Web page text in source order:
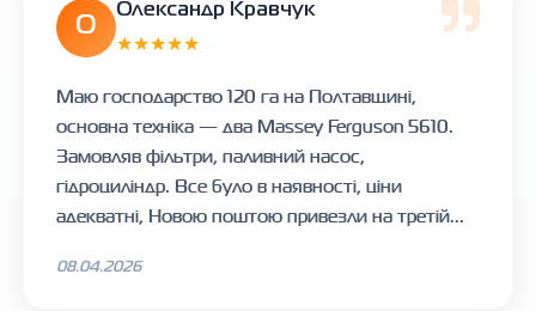
О
Олександр Кравчук
★★★★★
Маю господарство 120 га на Полтавщині,
основна техніка — два Massey Ferguson 5610.
Замовляв фільтри, паливний насос,
гідроциліндр. Все було в наявності, ціни
адекватні, Новою поштою привезли на третій...
08.04.2026